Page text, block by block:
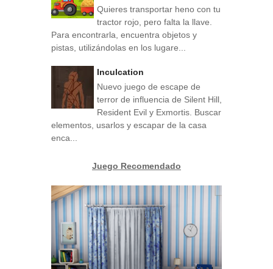
Quieres transportar heno con tu
tractor rojo, pero falta la llave.
Para encontrarla, encuentra objetos y
pistas, utilizándolas en los lugare...
Inculcation
Nuevo juego de escape de
terror de influencia de Silent Hill,
Resident Evil y Exmortis. Buscar
elementos, usarlos y escapar de la casa
enca...
Juego Recomendado